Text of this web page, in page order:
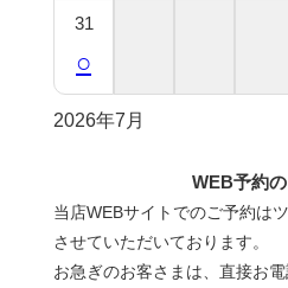
WEB予約
当店WEBサイトでのご予約は
させていただいております。
お急ぎのお客さまは、直接お
31
○
2026年7月